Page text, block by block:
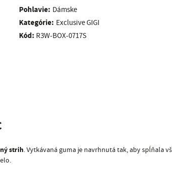
Pohlavie: Dámske
kategórie: Exclusive GIGI
Kód: R3W-BOX-0717S
strih. Vytkávaná guma je navrhnutá tak, aby spĺňala